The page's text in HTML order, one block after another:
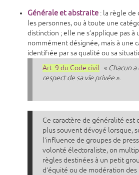
Générale et abstraite : la règle de
les personnes, ou à toute une
distinction ; elle ne s’applique pas à
nommément désignée, mais à une
identifiée par sa qualité ou sa
Art. 9 du Code civil : « Chacun
respect de sa vie privée ».
Ce caractère de généralité est
plus souvent dévoyé lorsque,
l'influence de groupes de
volonté électoraliste, on
règles destinées à un petit
d'équité ou de modération des